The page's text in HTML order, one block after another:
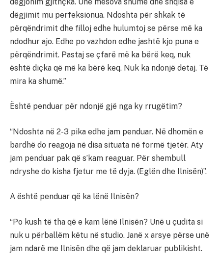
dëgjimit mu perfeksionua. Ndoshta për shkak të
përqëndrimit dhe filloj edhe hulumtoj se përse më ka
ndodhur ajo. Edhe po vazhdon edhe jashtë kjo puna e
përqëndrimit. Pastaj se çfarë më ka bërë keq, nuk
është diçka që më ka bërë keq. Nuk ka ndonjë detaj. Të
mira ka shumë.”
Është penduar për ndonjë gjë nga ky rrugëtim?
“Ndoshta në 2-3 pika edhe jam penduar. Në dhomën e
bardhë do reagoja në disa situata në formë tjetër. Aty
jam penduar pak që s’kam reaguar. Për shembull
ndryshe do kisha fjetur me të dyja. (Eglën dhe Ilnisën)”.
A është penduar që ka lënë Ilnisën?
“Po kush të tha që e kam lënë Ilnisën? Unë u çudita si
nuk u përballëm këtu në studio. Janë x arsye përse unë
jam ndarë me Ilnisën dhe që jam deklaruar publikisht.